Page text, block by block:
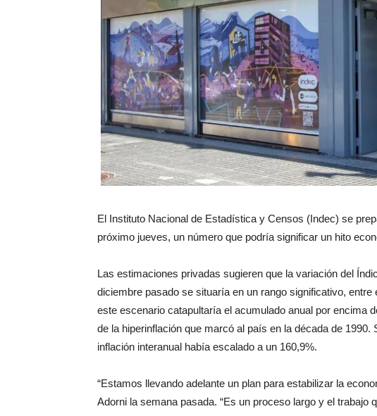
El Instituto Nacional de Estadística y Censos (Indec) se
próximo jueves, un número que podría significar un hito
Las estimaciones privadas sugieren que la variación del
diciembre pasado se situaría en un rango significativo,
este escenario catapultaría el acumulado anual por encima
de la hiperinflación que marcó al país en la década de
inflación interanual había escalado a un 160,9%.
“Estamos llevando adelante un plan para estabilizar la
Adorni la semana pasada. “Es un proceso largo y el trabajo